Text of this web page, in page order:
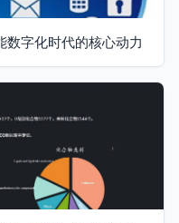
字化时代的核心动力